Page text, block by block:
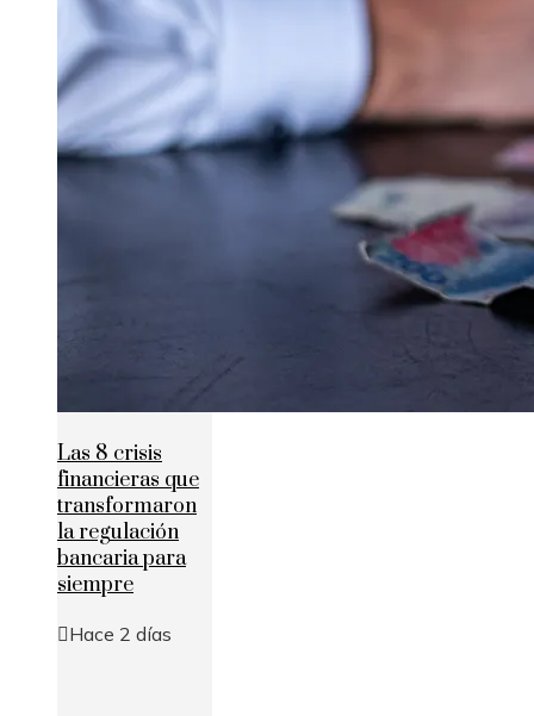
Las 8 crisis
financieras que
transformaron
la regulación
bancaria para
siempre
Hace 2 días